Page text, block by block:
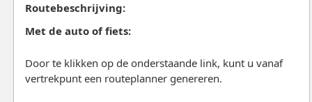
Routebeschrijving:
Met de auto of fiets:
Door te klikken op de onderstaande link, kunt u vanaf
vertrekpunt een routeplanner genereren.